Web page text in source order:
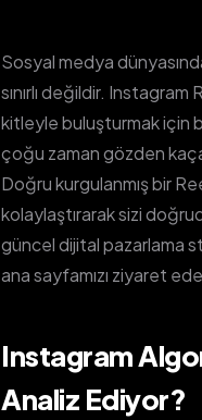
Sosyal medya
sınırlı değildir.
kitleyle buluşturmak için
çoğu zaman gözden
Doğru kurgulanmış bir
kolaylaştırarak sizi
güncel dijital pazarlama
ana sayfamızı ziyaret
Instagram
Analiz Ediyor?